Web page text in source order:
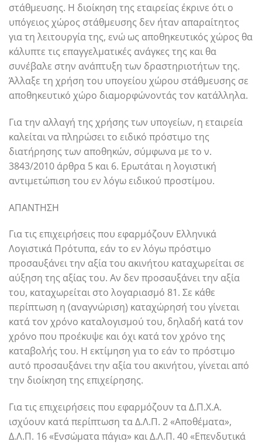
στάθμευσης. Η διοίκηση της εταιρείας έκρινε ότι ο
υπόγειος χώρος στάθμευσης δεν ήταν απαραίτητος
για τη λειτουργία της, ενώ ως αποθηκευτικός χώρος θα
κάλυπτε τις επαγγελματικές ανάγκες της και θα
συνέβαλε στην ανάπτυξη των δραστηριοτήτων της.
Άλλαξε τη χρήση του υπογείου χώρου στάθμευσης σε
αποθηκευτικό χώρο διαμορφώνοντάς τον κατάλληλα.
Για την αλλαγή της χρήσης των υπογείων, η εταιρεία
καλείται να πληρώσει το ειδικό πρόστιμο της
διατήρησης των αποθηκών, σύμφωνα με το ν.
3843/2010 άρθρα 5 και 6. Ερωτάται η λογιστική
αντιμετώπιση του εν λόγω ειδικού προστίμου.
ΑΠΑΝΤΗΣΗ
Για τις επιχειρήσεις που εφαρμόζουν Ελληνικά
Λογιστικά Πρότυπα, εάν το εν λόγω πρόστιμο
προσαυξάνει την αξία του ακινήτου καταχωρείται σε
αύξηση της αξίας του. Αν δεν προσαυξάνει την αξία
του, καταχωρείται στο λογαριασμό 81. Σε κάθε
περίπτωση η (αναγνώριση) καταχώρησή του γίνεται
κατά τον χρόνο καταλογισμού του, δηλαδή κατά τον
χρόνο που προέκυψε και όχι κατά τον χρόνο της
καταβολής του. Η εκτίμηση για το εάν το πρόστιμο
αυτό προσαυξάνει την αξία του ακινήτου, γίνεται από
την διοίκηση της επιχείρησης.
Για τις επιχειρήσεις που εφαρμόζουν τα Δ.Π.Χ.Α.
ισχύουν κατά περίπτωση τα Δ.Λ.Π. 2 «Αποθέματα»,
Δ.Λ.Π. 16 «Ενσώματα πάγια» και Δ.Λ.Π. 40 «Επενδυτικά